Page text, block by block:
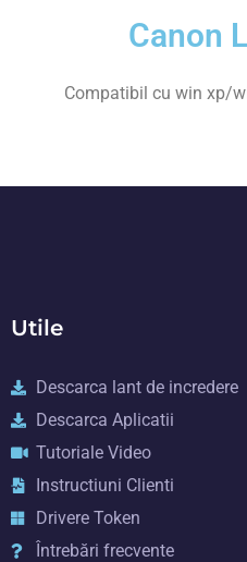
Canon
Compatibil cu win xp/
Utile
Descarca lant de incredere
Descarca Aplicatii
Tutoriale Video
Instructiuni Clienti
Drivere Token
Întrebări frecvente